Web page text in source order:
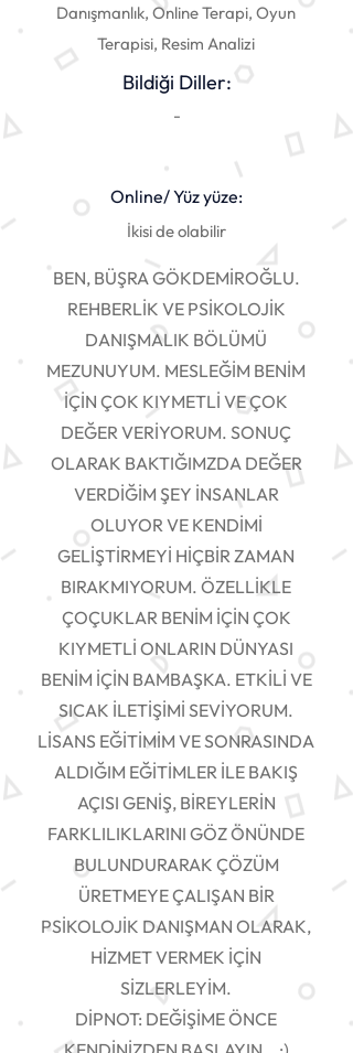
Danışmanlık, Online Terapi, Oyun
Terapisi, Resim Analizi
Bildiği Diller:
-
Online/ Yüz yüze:
İkisi de olabilir
BEN, BÜŞRA GÖKDEMİROĞLU.
REHBERLİK VE PSİKOLOJİK
DANIŞMALIK BÖLÜMÜ
MEZUNUYUM. MESLEĞİM BENİM
İÇİN ÇOK KIYMETLİ VE ÇOK
DEĞER VERİYORUM. SONUÇ
OLARAK BAKTIĞIMZDA DEĞER
VERDİĞİM ŞEY İNSANLAR
OLUYOR VE KENDİMİ
GELİŞTİRMEYİ HİÇBİR ZAMAN
BIRAKMIYORUM. ÖZELLİKLE
ÇOÇUKLAR BENİM İÇİN ÇOK
KIYMETLİ ONLARIN DÜNYASI
BENİM İÇİN BAMBAŞKA. ETKİLİ VE
SICAK İLETİŞİMİ SEVİYORUM.
LİSANS EĞİTİMİM VE SONRASINDA
ALDIĞIM EĞİTİMLER İLE BAKIŞ
AÇISI GENİŞ, BİREYLERİN
FARKLILIKLARINI GÖZ ÖNÜNDE
BULUNDURARAK ÇÖZÜM
ÜRETMEYE ÇALIŞAN BİR
PSİKOLOJİK DANIŞMAN OLARAK,
HİZMET VERMEK İÇİN
SİZLERLEYİM.
DİPNOT: DEĞİŞİME ÖNCE